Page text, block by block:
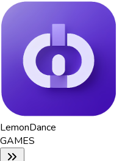
LemonDance
GAMES